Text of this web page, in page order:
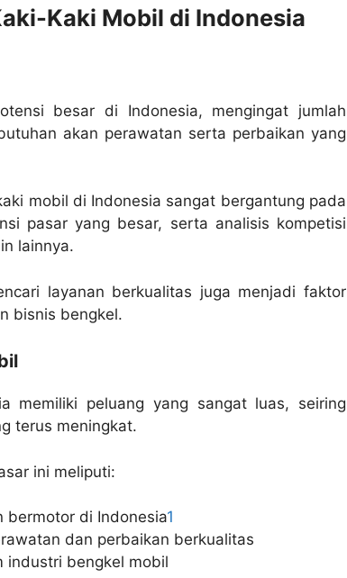
Kaki Mobil di Indonesia
besar di Indonesia, mengingat jumlah
akan perawatan serta perbaikan yang
mobil di Indonesia sangat bergantung pada
pasar yang besar, serta analisis kompetisi
lainnya.
layanan berkualitas juga menjadi faktor
bisnis bengkel.
memiliki peluang yang sangat luas, seiring
terus meningkat.
ini meliputi:
bermotor di Indonesia1
dan perbaikan berkualitas
industri bengkel mobil